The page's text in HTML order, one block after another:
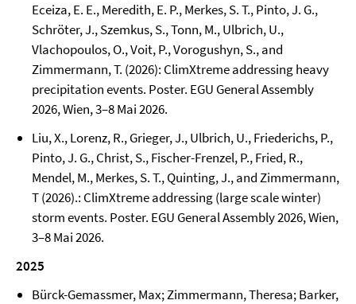
Eceiza, E. E., Meredith, E. P., Merkes, S. T., Pinto, J. G.,
Schröter, J., Szemkus, S., Tonn, M., Ulbrich, U.,
Vlachopoulos, O., Voit, P., Vorogushyn, S., and
Zimmermann, T. (2026): ClimXtreme addressing heavy
precipitation events. Poster. EGU General Assembly
2026, Wien, 3–8 Mai 2026.
Liu, X., Lorenz, R., Grieger, J., Ulbrich, U., Friederichs, P.,
Pinto, J. G., Christ, S., Fischer-Frenzel, P., Fried, R.,
Mendel, M., Merkes, S. T., Quinting, J., and Zimmermann,
T (2026).: ClimXtreme addressing (large scale winter)
storm events. Poster. EGU General Assembly 2026, Wien,
3–8 Mai 2026.
2025
Bürck-Gemassmer, Max; Zimmermann, Theresa; Barker,